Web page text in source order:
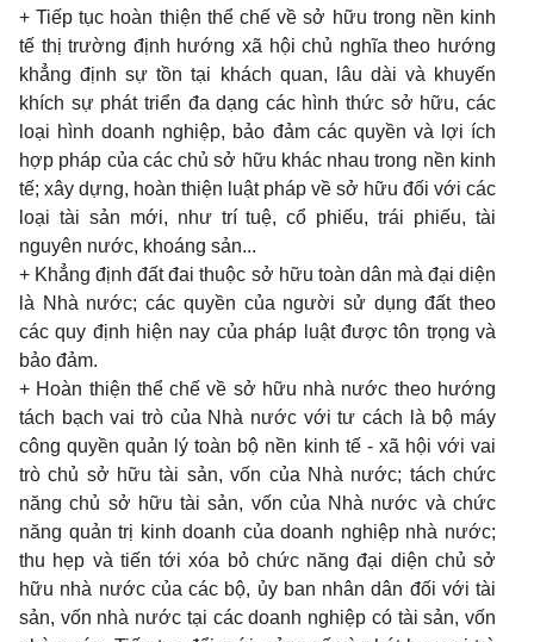
+ Tiếp tục hoàn thiện thể chế về sở hữu trong nền kinh
tế thị trường định hướng xã hội chủ nghĩa theo hướng
khẳng định sự tồn tại khách quan, lâu dài và khuyến
khích sự phát triển đa dạng các hình thức sở hữu, các
loại hình doanh nghiệp, bảo đảm các quyền và lợi ích
hợp pháp của các chủ sở hữu khác nhau trong nền kinh
tế; xây dựng, hoàn thiện luật pháp về sở hữu đối với các
loại tài sản mới, như trí tuệ, cổ phiếu, trái phiếu, tài
nguyên nước, khoáng sản...
+ Khẳng định đất đai thuộc sở hữu toàn dân mà đại diện
là Nhà nước; các quyền của người sử dụng đất theo
các quy định hiện nay của pháp luật được tôn trọng và
bảo đảm.
+ Hoàn thiện thể chế về sở hữu nhà nước theo hướng
tách bạch vai trò của Nhà nước với tư cách là bộ máy
công quyền quản lý toàn bộ nền kinh tế - xã hội với vai
trò chủ sở hữu tài sản, vốn của Nhà nước; tách chức
năng chủ sở hữu tài sản, vốn của Nhà nước và chức
năng quản trị kinh doanh của doanh nghiệp nhà nước;
thu hẹp và tiến tới xóa bỏ chức năng đại diện chủ sở
hữu nhà nước của các bộ, ủy ban nhân dân đối với tài
sản, vốn nhà nước tại các doanh nghiệp có tài sản, vốn